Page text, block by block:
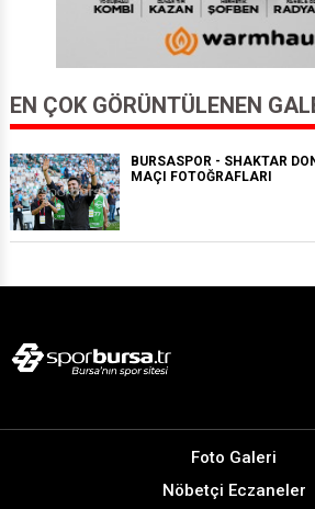
EN ÇOK GÖRÜNTÜLENEN
BURSASPOR - SHAKTAR
MAÇI FOTOĞRAFLARI
Foto Galeri
Nöbetçi Eczaneler